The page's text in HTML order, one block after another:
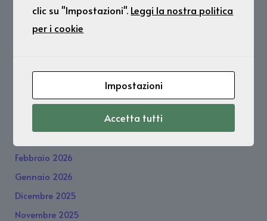
Nessun commento da mostrare.
Giugno 2026
Febbraio 2026
Gennaio 2026
Dicembre 2025
Novembre 2025
clic su "Impostazioni". Leggi la nostra politica
per i cookie
Impostazioni
Accetta tutti